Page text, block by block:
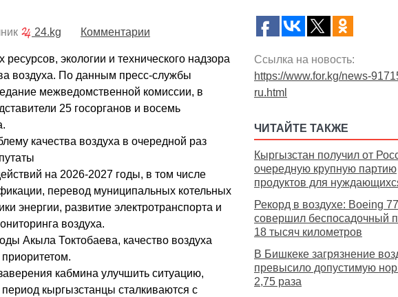
24.kg Комментарии
экологии и технического надзора
воздуха. По данным пресс-службы
межведомственной комиссии, в
25 госорганов и восемь
качества воздуха в очередной раз
на 2026-2027 годы, в том числе
перевод муниципальных котельных
энергии, развитие электротранспорта и
воздуха.
Акыла Токтобаева, качество воздуха
кабмина улучшить ситуацию,
кыргызстанцы сталкиваются с
Ссылка на новость:
https://www.for.kg/news-
ru.html
ЧИТАЙТЕ ТАКЖЕ
Кыргызстан получил от
очередную крупную партию
продуктов для
Рекорд в воздухе: Boeing
совершил беспосадочный
18 тысяч километров
В Бишкеке загрязнение
превысило допустимую
2,75 раза